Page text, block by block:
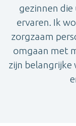
gezinnen
ervaren. Ik
zorgzaam
omgaan met
zijn belangrijke